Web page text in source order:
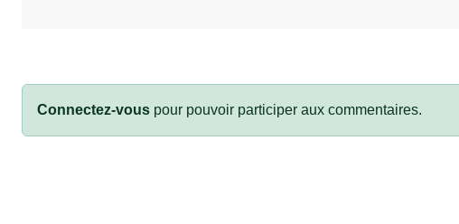
Connectez-vous pour pouvoir participer aux commentaires.